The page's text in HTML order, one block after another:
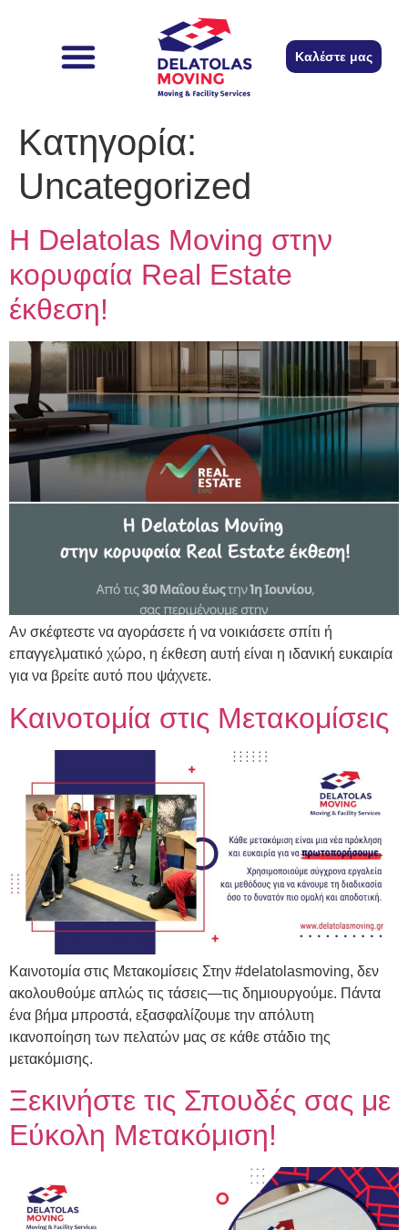
Καλέστε μας
Κατηγορία:
Uncategorized
Η Delatolas Moving στην
κορυφαία Real Estate
έκθεση!
Αν σκέφτεστε να αγοράσετε ή να νοικιάσετε σπίτι ή
επαγγελματικό χώρο, η έκθεση αυτή είναι η ιδανική ευκαιρία
για να βρείτε αυτό που ψάχνετε.
Καινοτομία στις Μετακομίσεις
Καινοτομία στις Μετακομίσεις Στην #delatolasmoving, δεν
ακολουθούμε απλώς τις τάσεις—τις δημιουργούμε. Πάντα
ένα βήμα μπροστά, εξασφαλίζουμε την απόλυτη
ικανοποίηση των πελατών μας σε κάθε στάδιο της
μετακόμισης.
Ξεκινήστε τις Σπουδές σας με
Εύκολη Μετακόμιση!